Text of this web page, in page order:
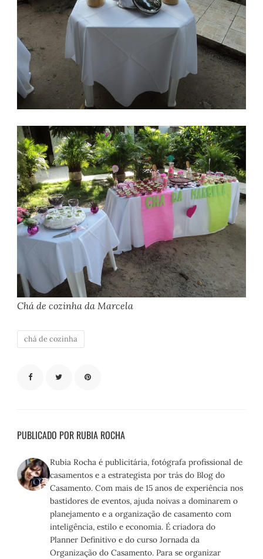
Chá de cozinha da Marcela
chá de cozinha
PUBLICADO POR RUBIA ROCHA
Rubia Rocha é publicitária, fotógrafa profissional de
casamentos e a estrategista por trás do Blog do
Casamento. Com mais de 15 anos de experiência nos
bastidores de eventos, ajuda noivas a dominarem o
planejamento e a organização de casamento com
inteligência, estilo e economia. É criadora do
Planner Definitivo e do curso Jornada da
Organização do Casamento. Para se organizar